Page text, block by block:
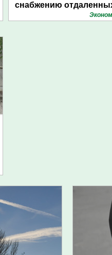
снабжению
поселений с помощью